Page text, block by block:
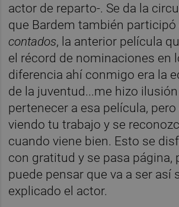
actor de reparto-. Se da la
que Bardem también participó
contados, la anterior película
el récord de nominaciones en
diferencia ahí conmigo era la
de la juventud...me hizo
pertenecer a esa película,
viendo tu trabajo y se
cuando viene bien. Esto se
con gratitud y se pasa página,
puede pensar que va a ser así
explicado el actor.